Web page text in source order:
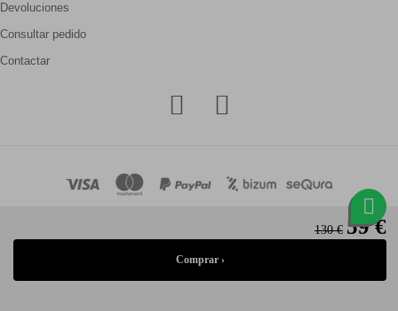
130 € 59 €
Devoluciones
Consultar pedido
Contactar